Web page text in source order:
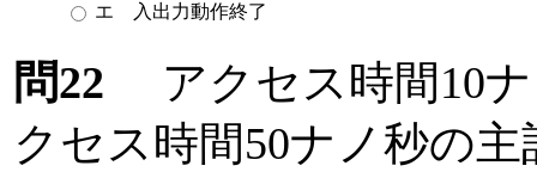
エ 入出力動作終了
問22 アクセス時間10ナ
クセス時間50ナノ秒の